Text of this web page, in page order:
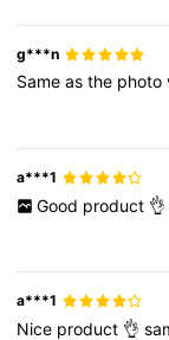
g***n
Sameasthe photo
a***1
Good product 👌
a***1
Nice product 👌